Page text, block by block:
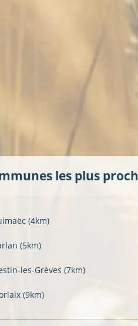
les plus
(4km)
(5km)
les-Grèves (7km)
(9km)